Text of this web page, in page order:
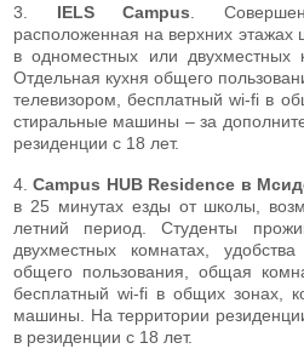
3. IELS Campus .
расположенная на верхних
в одноместных или двухместных
Отдельная кухня общего
телевизором, бесплатный wi-fi в
стиральные машины – за
резиденции с 18 лет.
4.Campus HUB Residence в
в 25 минутах езды от школы,
летний период. Студенты
двухместных комнатах,
общего пользования, общая
бесплатный wi-fi в общих зонах,
машины. На территории
в резиденции с 18 лет.